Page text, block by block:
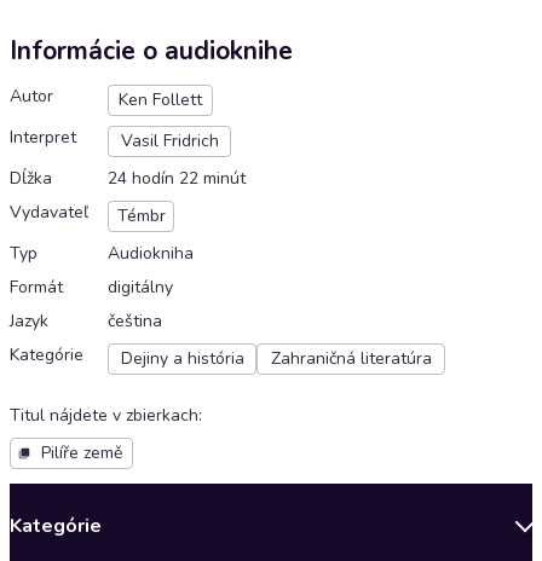
Informácie o audioknihe
Autor
Ken Follett
Interpret
Vasil Fridrich
Dĺžka
24 hodín 22 minút
Vydavateľ
Témbr
Typ
Audiokniha
Formát
digitálny
Jazyk
čeština
Kategórie
Dejiny a história Zahraničná literatúra
Titul nájdete v zbierkach:
Pilíře země
Kategórie